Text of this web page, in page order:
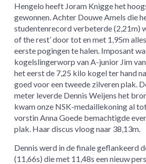
Hengelo heeft Joram Knigge het
gewonnen. Achter Douwe Amels die
studentenrecord verbeterde (2,21m)
of the rest’ door tot en met 1,95m
eerste pogingen te halen. Imposant
kogelslingerworp van A-junior Jim
het eerst de 7,25 kilo kogel ter hand
goed voor een tweede zilveren plak.
meter leverde Dennis Weijens het
kwam onze NSK-medaillekoning al
vorstin Anna Goede bemachtigde
plak. Haar discus vloog naar 38,13m.
Dennis werd in de finale geflankeerd
(11,66s) die met 11,48s een nieuw